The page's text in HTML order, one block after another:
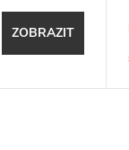
ZOBRAZIT